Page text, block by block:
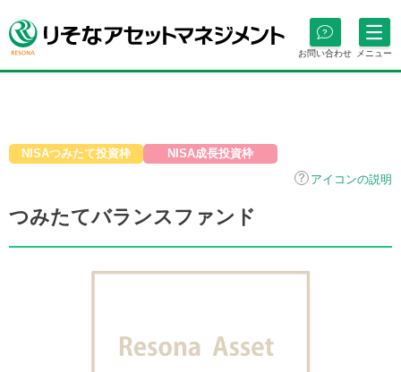
お問い合わせ メニュー
NISAつみたて投資枠
NISA成長投資枠
アイコンの説明
つみたてバランスファンド